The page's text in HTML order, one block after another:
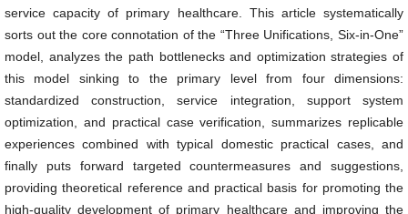
service capacity of primary healthcare. This article systematically
sorts out the core connotation of the “Three Unifications, Six-in-One”
model, analyzes the path bottlenecks and optimization strategies of
this model sinking to the primary level from four dimensions:
standardized construction, service integration, support system
optimization, and practical case verification, summarizes replicable
experiences combined with typical domestic practical cases, and
finally puts forward targeted countermeasures and suggestions,
providing theoretical reference and practical basis for promoting the
high-quality development of primary healthcare and improving the